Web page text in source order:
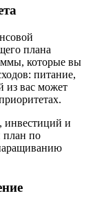
плана
которые вы
питание,
из вас может
инвестиций и
план по